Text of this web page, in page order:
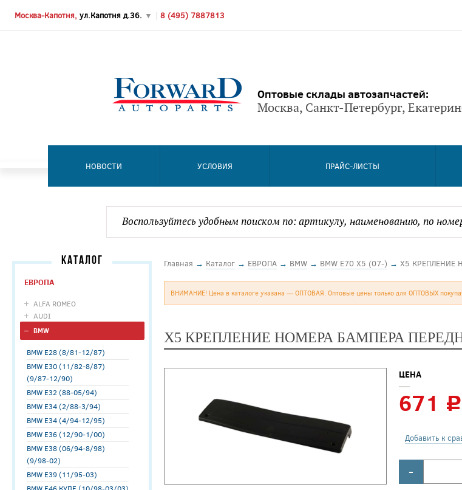
Москва-Капотня, ул.Капотня д.36. ▼ 8 (495) 7887813
Оптовые склады автозапчастей:
Москва, Санкт-Петербург,
НОВОСТИ УСЛОВИЯ ПРАЙС-ЛИСТЫ
КАТАЛОГ
ЕВРОПА
ALFA ROMEO
AUDI
BMW
BMW E28 (8/81-12/87)
BMW E30 (11/82-8/87)
(9/87-12/90)
BMW E32 (88-05/94)
BMW E34 (2/88-3/94)
BMW E34 (4/94-12/95)
BMW E36 (12/90-1/00)
BMW E38 (06/94-8/98)
(9/98-02)
BMW E39 (11/95-03)
Главная → Каталог → ЕВРОПА → BMW → BMW E70 X5 (07-) → X5 КРЕПЛЕНИЕ
ВНИМАНИЕ! Цена в каталоге указана — ОПТОВАЯ. Оптовые цены только для ОПТОВЫХ
X5 КРЕПЛЕНИЕ НОМЕРА БАМПЕРА
ЦЕНА
671 c
Добавить к
-